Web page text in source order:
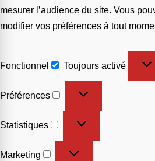
mesurer l’audience du site. Vous
modifier vos préférences à tout
Fonctionnel Toujours activé
Préférences
Statistiques
Marketing